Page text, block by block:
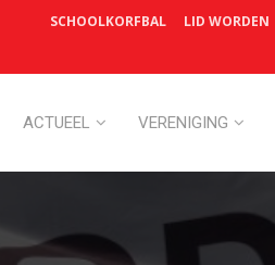
SCHOOLKORFBAL LID WORDEN
ACTUEEL VERENIGING